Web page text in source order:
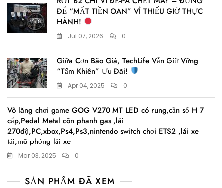
ĐỂ “MẤT TIỀN OAN” VÌ THIẾU GIỜ THỰC
HÀNH!
Jul 07, 2026 0
Giữa Cơn Bão Giá, TechLife Vẫn Giữ Vững
“Tấm Khiên” Ưu Đãi!
Apr 04, 2025 0
Vô lăng chơi game GOG V270 MT LED có rung,cần số H 7
cấp,Pedal Metal côn phanh gas ,lái
270độ,PC,xbox,Ps4,Ps3,nintendo switch chơi ETS2 ,lái xe
tải,mô phỏng lái xe
Mar 03, 2025 0
SẢN PHẨM ĐÃ XEM